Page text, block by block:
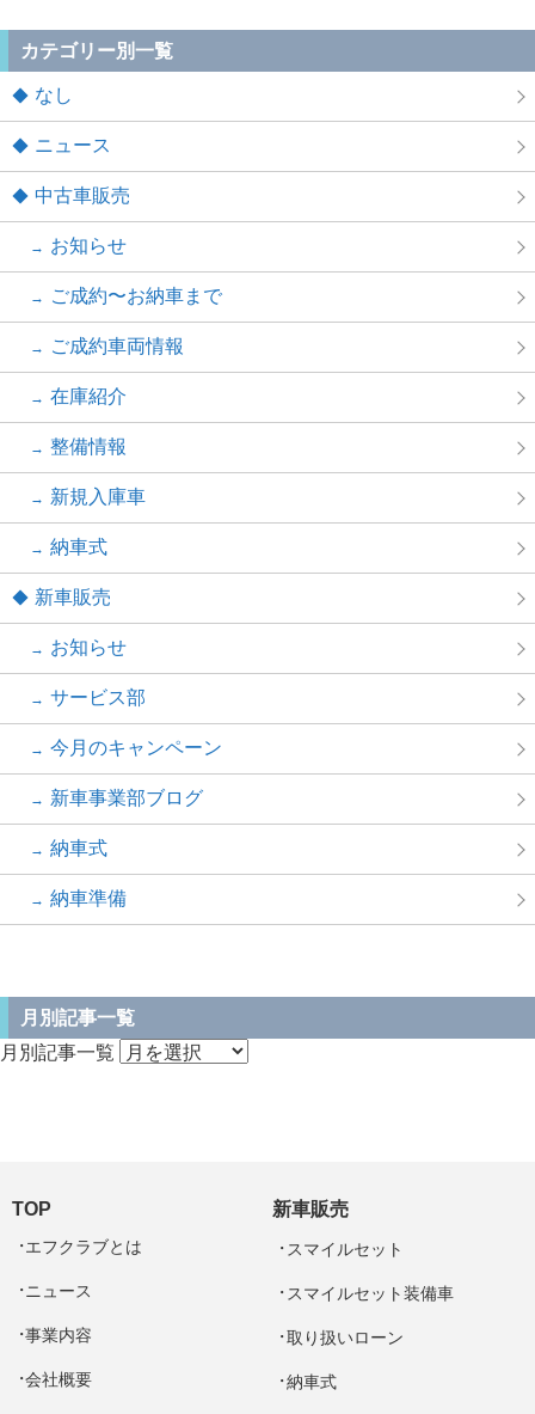
カテゴリー別一覧
なし
ニュース
中古車販売
お知らせ
ご成約〜お納車まで
ご成約車両情報
在庫紹介
整備情報
新規入庫車
納車式
新車販売
お知らせ
サービス部
今月のキャンペーン
新車事業部ブログ
納車式
納車準備
月別記事一覧
月別記事一覧
TOP
エフクラブとは
ニュース
事業内容
会社概要
新車販売
スマイルセット
スマイルセット装備車
取り扱いローン
納車式